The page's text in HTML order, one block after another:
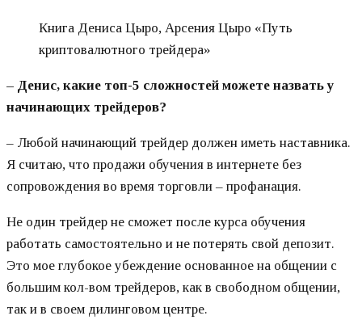
Книга Дениса Цыро, Арсения Цыро «Путь
криптовалютного трейдера»
– Денис, какие топ-5 сложностей можете назвать у
начинающих трейдеров?
– Любой начинающий трейдер должен иметь наставника.
Я считаю, что продажи обучения в интернете без
сопровождения во время торговли – профанация.
Не один трейдер не сможет после курса обучения
работать самостоятельно и не потерять свой депозит.
Это мое глубокое убеждение основанное на общении с
большим кол-вом трейдеров, как в свободном общении,
так и в своем дилинговом центре.